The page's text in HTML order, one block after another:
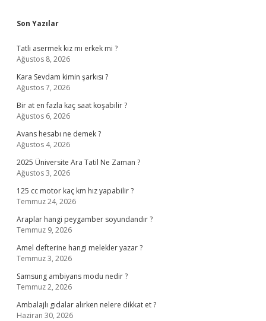
Sidebar
Son Yazılar
Tatli asermek kız mı erkek mi ?
Ağustos 8, 2026
Kara Sevdam kimin şarkısı ?
Ağustos 7, 2026
Bir at en fazla kaç saat koşabilir ?
Ağustos 6, 2026
Avans hesabı ne demek ?
Ağustos 4, 2026
2025 Üniversite Ara Tatil Ne Zaman ?
Ağustos 3, 2026
125 cc motor kaç km hız yapabilir ?
Temmuz 24, 2026
Araplar hangi peygamber soyundandır ?
Temmuz 9, 2026
Amel defterine hangi melekler yazar ?
Temmuz 3, 2026
Samsung ambiyans modu nedir ?
Temmuz 2, 2026
Ambalajlı gıdalar alırken nelere dikkat et ?
Haziran 30, 2026